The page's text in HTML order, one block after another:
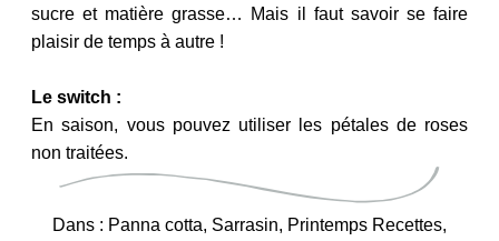
sucre et matière grasse… Mais il faut savoir se faire
plaisir de temps à autre !
Le switch :
En saison, vous pouvez utiliser les pétales de roses
non traitées.
Dans : Panna cotta, Sarrasin, Printemps Recettes,